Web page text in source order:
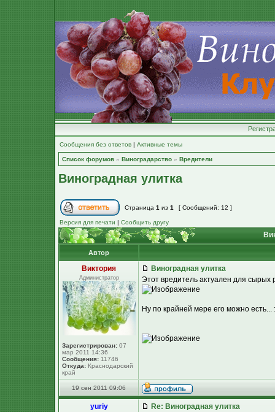
Сообщения без ответов | Активные темы
Список форумов » Виноградарство » Вредители
Виноградная улитка
Страница 1 из 1 [ Сообщений: 12 ]
Версия для печати | Сообщить другу
Автор
Виктория
Администратор
Зарегистрирован: 07
мар 2011 14:36
Сообщения: 11746
Откуда: Краснодарский
край
Виноградная улитка
Этот вредитель актуален для
Ну по крайней мере его можно есть...
19 сен 2011 09:06
yuriy
Re: Виноградная улитка